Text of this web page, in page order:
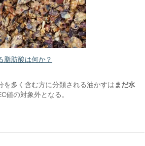
脂肪酸は何か？
を多く含む方に分類される油かすは まだ水
値の対象外となる。